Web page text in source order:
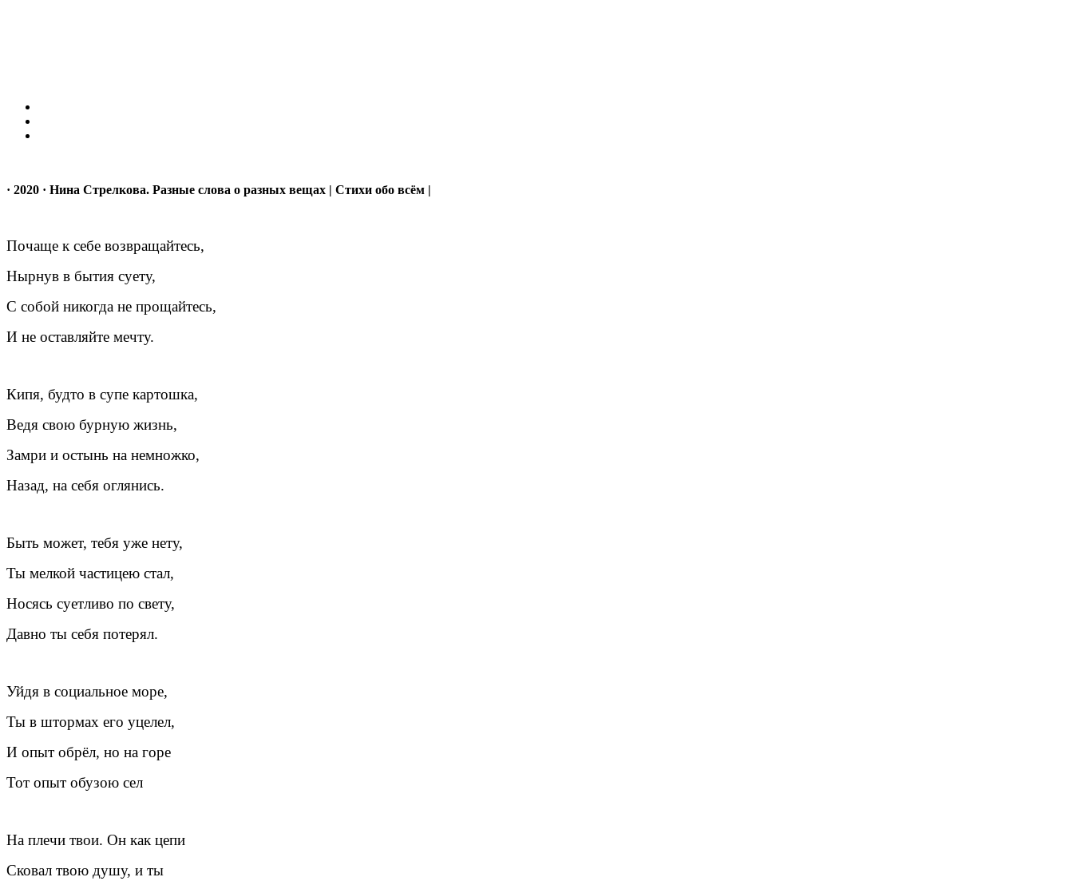
· 2020 · Нина Стрелкова. Разные слова о разных вещах | Стихи обо всём |
Почаще к себе возвращайтесь,
Нырнув в бытия суету,
С собой никогда не прощайтесь,
И не оставляйте мечту.
Кипя, будто в супе картошка,
Ведя свою бурную жизнь,
Замри и остынь на немножко,
Назад, на себя оглянись.
Быть может, тебя уже нету,
Ты мелкой частицею стал,
Носясь суетливо по свету,
Давно ты себя потерял.
Уйдя в социальное море,
Ты в штормах его уцелел,
И опыт обрёл, но на горе
Тот опыт обузою сел
На плечи твои. Он как цепи
Сковал твою душу, и ты